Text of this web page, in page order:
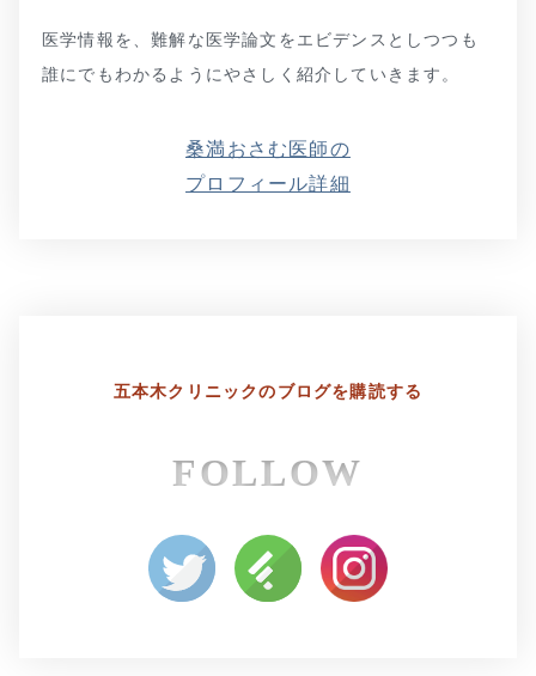
医学情報を、難解な医学論文をエビデンスとしつつも
誰にでもわかるようにやさしく紹介していきます。
桑満おさむ医師の
プロフィール詳細
五本木クリニックのブログを購読する
FOLLOW